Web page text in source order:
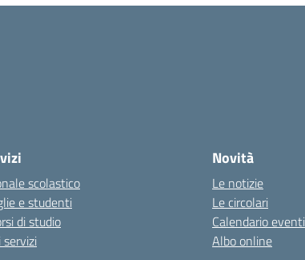
scolastico
e studenti
di studio
Novità
Le notizie
Le circolari
Calendario eventi
Albo online